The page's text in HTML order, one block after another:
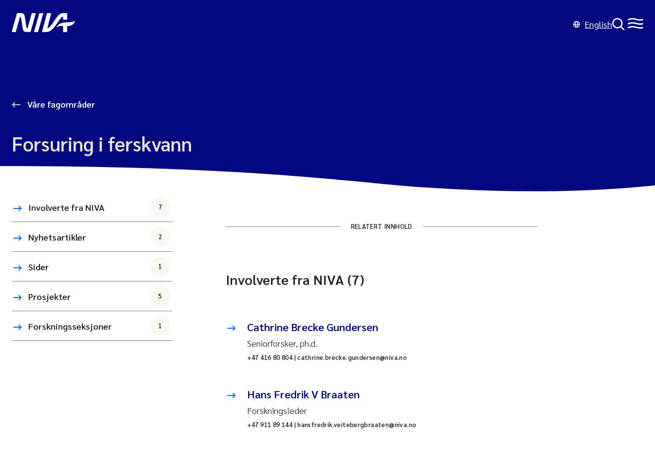
English
Våre fagområder
Forsuring i ferskvann
Involverte fra NIVA 7
Nyhetsartikler 2
Sider 1
Prosjekter 5
Forskningsseksjoner 1
RELATERT INNHOLD
Involverte fra NIVA (7)
Cathrine Brecke Gundersen
Seniorforsker, ph.d.
+47 416 80 804 | cathrine.brecke.gundersen@niva.no
Hans Fredrik V Braaten
Forskningsleder
+47 911 89 144 | hansfredrik.veitebergbraaten@niva.no